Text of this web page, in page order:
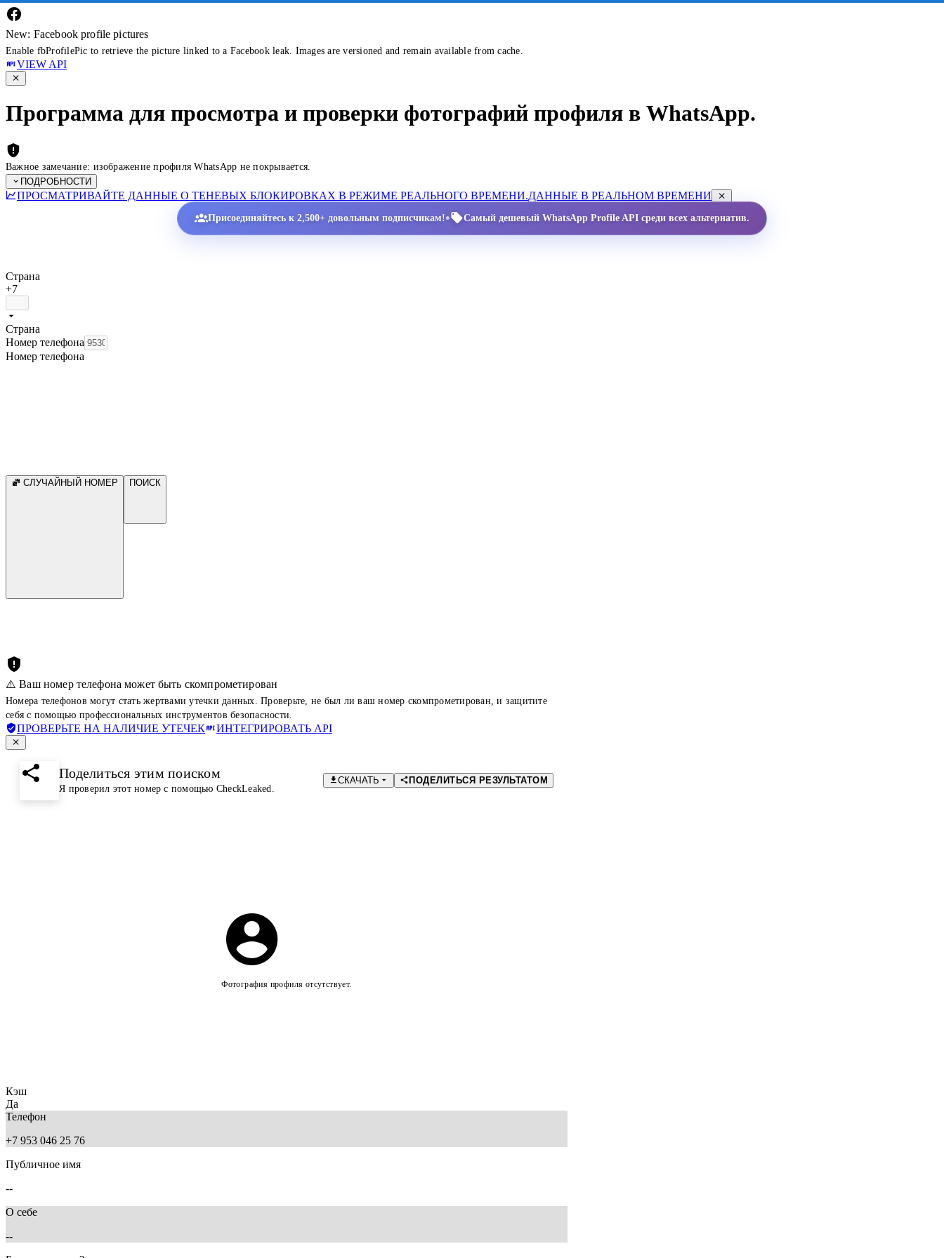
New: Facebook profile pictures
Enable fbProfilePic to retrieve the picture linked to a Facebook leak. Images are versioned and remain available from cache.
VIEW API
Программа для просмотра и проверки фотографий профиля в WhatsApp.
Важное замечание: изображение профиля WhatsApp не покрывается.
ПОДРОБНОСТИ
ПРОСМАТРИВАЙТЕ ДАННЫЕ О ТЕНЕВЫХ БЛОКИРОВКАХ В РЕЖИМЕ РЕАЛЬНОГО ВРЕМЕНИ.ДАННЫЕ В РЕАЛЬНОМ ВРЕМЕНИ
Присоединяйтесь к 2,500+ довольным подписчикам!• Самый дешевый WhatsApp Profile API среди всех альтернатив.
Страна
+7
Страна
Номер телефона
Номер телефона
СЛУЧАЙНЫЙ НОМЕР ПОИСК
⚠️ Ваш номер телефона может быть скомпрометирован
Номера телефонов могут стать жертвами утечки данных. Проверьте, не был ли ваш номер скомпрометирован, и защитите
себя с помощью профессиональных инструментов безопасности.
ПРОВЕРЬТЕ НА НАЛИЧИЕ УТЕЧЕК ИНТЕГРИРОВАТЬ API
Поделиться этим поиском
Я проверил этот номер с помощью CheckLeaked.
СКАЧАТЬ ПОДЕЛИТЬСЯ РЕЗУЛЬТАТОМ
Фотография профиля отсутствует.
Кэш
Да
Телефон
+7 953 046 25 76
Публичное имя
--
О себе
--